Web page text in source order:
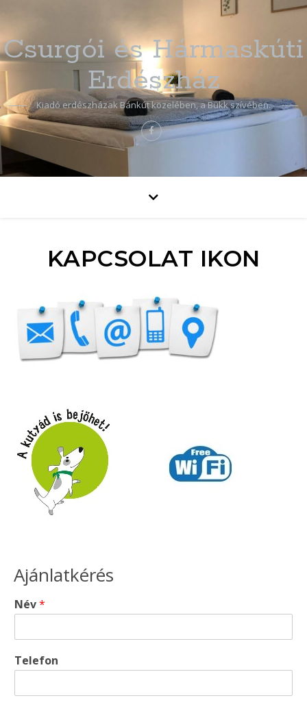
Csurgói és Hármaskúti
Erdészház
Kiadó erdészházak Bánkút közelében, a Bükk szívében.
KAPCSOLAT IKON
Ajánlatkérés
Név*
Telefon